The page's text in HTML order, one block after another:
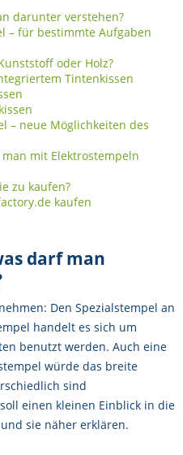
darunter verstehen?
– für bestimmte Aufgaben
oder Holz?
Tintenkissen
– neue Möglichkeiten des
mit Elektrostempeln
zu kaufen?
kaufen
darf man
Den Spezialstempel an
handelt es sich um
benutzt werden. Auch eine
würde das breite
sind
einen kleinen Einblick in die
sie näher erklären.